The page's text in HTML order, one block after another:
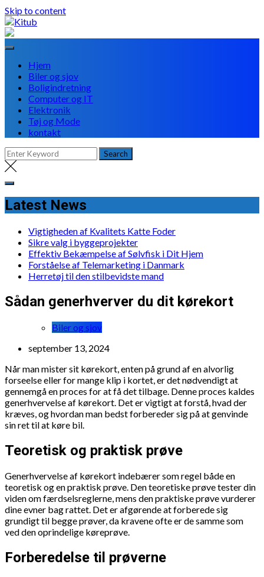
Skip to content
Hjem
Biler og sjov
Boligindretning
Computer og IT
Elektronik
Tøj og Mode
kontakt
Latest News
Vigtigheden af Kvalitets Katte Foder
Sikre valg i byggeprojekter
Effektiv Bekæmpelse af Sølvfisk i Dit Hjem
Forståelse af Telemarketing i Danmark
Herretøj til den stilbevidste mand
Sådan generhverver du dit kørekort
Biler og sjov
september 13, 2024
Når man mister sit kørekort, enten på grund af en alvorlig
forseelse eller for mange klip i kortet, er det nødvendigt at
gennemgå en proces for at få det tilbage. Denne proces kaldes
generhvervelse af kørekort. Det er vigtigt at forstå, hvad der
kræves, og hvordan man bedst forbereder sig på at genvinde
sin ret til at køre bil.
Teoretisk og praktisk prøve
Generhvervelse af kørekort indebærer som regel både en
teoretisk og en praktisk prøve. Den teoretiske prøve tester din
viden om færdselsreglerne, mens den praktiske prøve vurderer
dine evner bag rattet. Det er afgørende at forberede sig
grundigt til begge prøver, da kravene ofte er de samme som
ved den oprindelige køreprøve.
Forberedelse til prøverne